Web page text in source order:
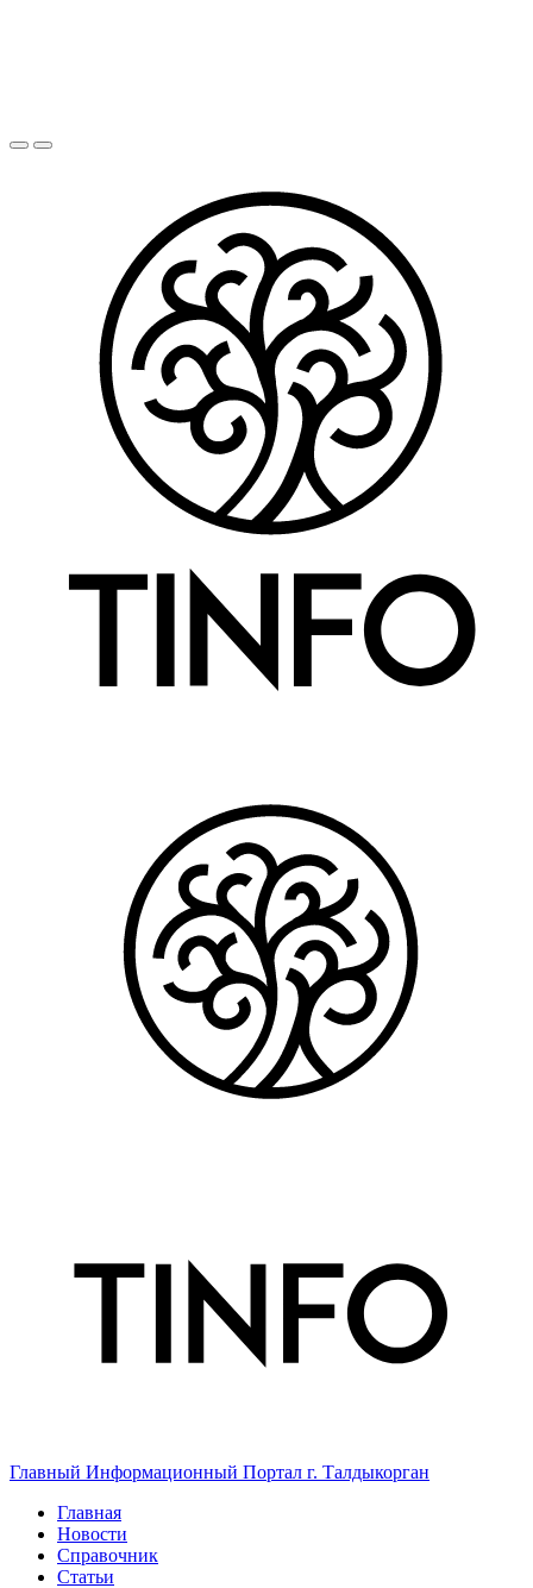
Главный Информационный Портал г. Талдыкорган
Главная
Новости
Справочник
Статьи